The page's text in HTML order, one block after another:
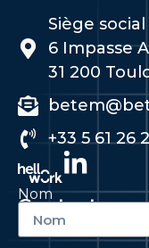
Siège social
6 Impasse
31 200
+33 5 61 26
Contactez-
Nom